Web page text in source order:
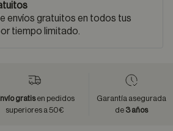
envíos gratuitos en todos tus
tiempo limitado.
gratisen pedidos
superiores a 50€
Garantía asegurada
de 3 años